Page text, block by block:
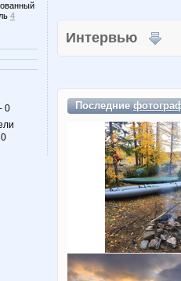
4
0
Интервью
Последние